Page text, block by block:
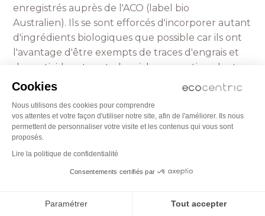
enregistrés auprès de l'ACO (label bio
Australien). Ils se sont efforcés d'incorporer autant
d'ingrédients biologiques que possible car ils ont
l'avantage d'être exempts de traces d'engrais et
de pesticides et sont plus riches en antioxydants,
sels minéraux, acides aminés essentiels et acides
biologiques.
Les produits Grown Alchemist peuvent-ils être
utilisés en cas d'eczéma ou de psoriasis ?
Bien qu'il n'y ait rien dans les formulations des
exacerbe directement les symptômes de l'eczéma
Cookies
Nous utilisons des cookies pour comprendre
vos attentes et votre façon d'utiliser notre site, afin de l'améliorer. Ils nous
permettent de personnaliser votre visite et les contenus qui vous sont
proposés.
Lire la politique de confidentialité
Consentements certifiés par
Paramétrer Tout accepter